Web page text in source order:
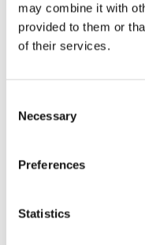
may combine it with
provided to them or
of their services.
Selection
Necessary
Preferences
Statistics
Italië
Oostenrijk
Portugal